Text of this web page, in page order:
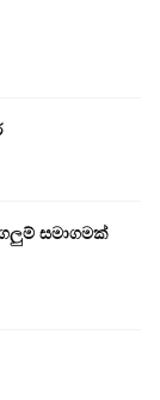
සමාගමක්